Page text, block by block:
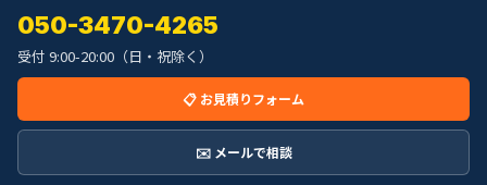
050-3470-4265
受付 9:00-20:00（日・祝除く）
📋 お見積りフォーム
✉️ メールで相談